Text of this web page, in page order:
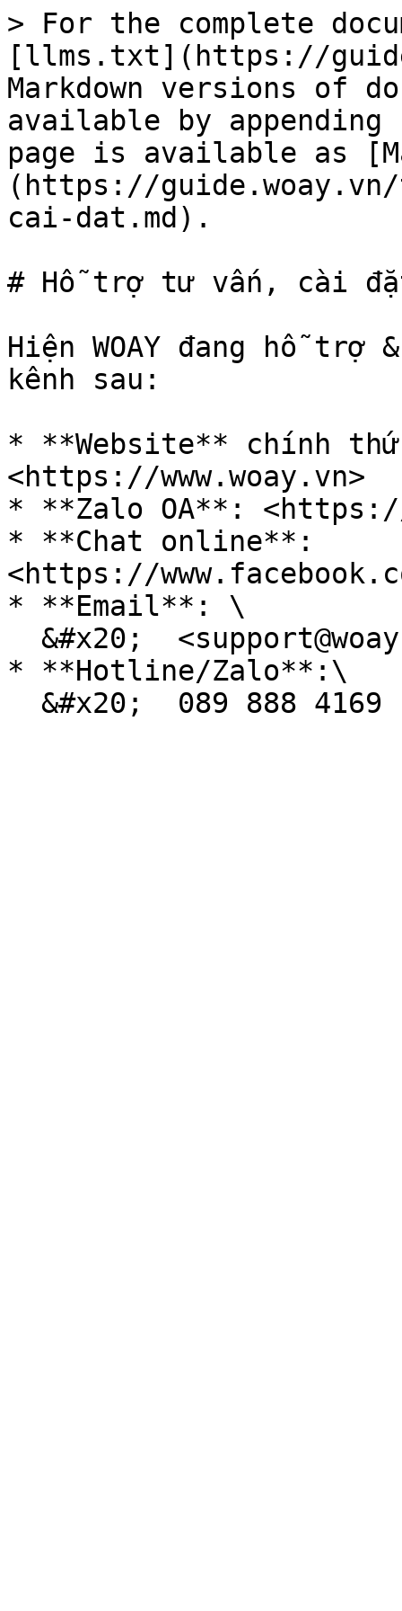
> For the complete
[llms.txt](https://
Markdown versions of
available by
page is available as
(https://
cai-dat.md).
# Hỗ trợ tư vấn, cài
Hiện WOAY đang hỗ
kênh sau:
* **Website** chính thức
<https://www.woay.vn>
* **Zalo OA**: <https://
* **Chat online**:
<https://
* **Email**: \
* **Hotline/Zalo**:\